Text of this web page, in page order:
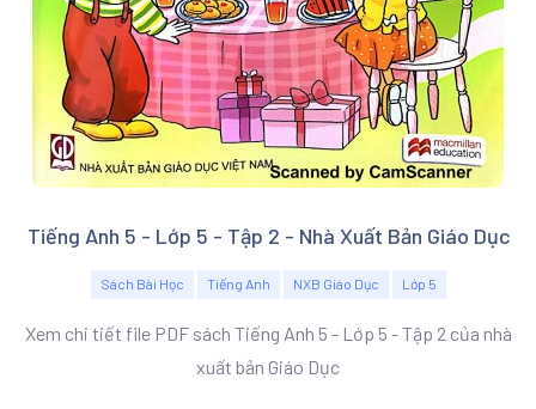
Tiếng Anh 5 - Lớp 5 - Tập 2 - Nhà Xuất Bản Giáo Dục
Sách Bài Học Tiếng Anh NXB Giáo Dục Lớp 5
Xem chi tiết file PDF sách Tiếng Anh 5 - Lớp 5 - Tập 2 của nhà
xuất bản Giáo Dục